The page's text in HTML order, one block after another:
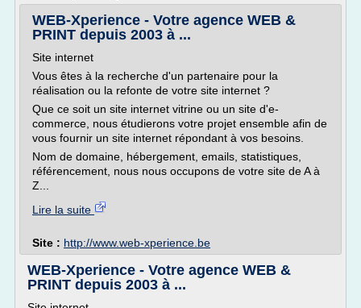
WEB-Xperience - Votre agence WEB &
PRINT depuis 2003 à ...
Site internet
Vous êtes à la recherche d'un partenaire pour la
réalisation ou la refonte de votre site internet ?
Que ce soit un site internet vitrine ou un site d'e-
commerce, nous étudierons votre projet ensemble afin de
vous fournir un site internet répondant à vos besoins.
Nom de domaine, hébergement, emails, statistiques,
référencement, nous nous occupons de votre site de A à
Z...
Lire la suite
Site : http://www.web-xperience.be
WEB-Xperience - Votre agence WEB &
PRINT depuis 2003 à ...